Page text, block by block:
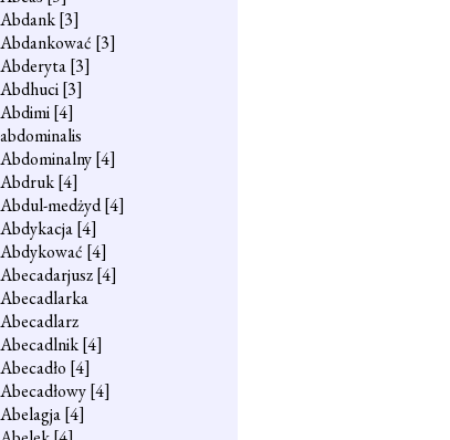
Abdank[3]
Abdankować [3]
Abderyta[3]
Abdhuci[3]
Abdimi[4]
abdominalis
Abdominalny[4]
Abdruk[4]
Abdul-medżyd[4]
Abdykacja[4]
Abdykować [4]
Abecadarjusz[4]
Abecadlarka
Abecadlarz
Abecadlnik[4]
Abecadło [4]
Abecadłowy[4]
Abelagja[4]